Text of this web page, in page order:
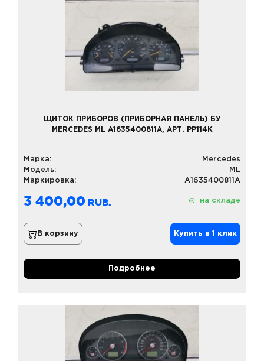
ЩИТОК ПРИБОРОВ (ПРИБОРНАЯ ПАНЕЛЬ) БУ
MERCEDES ML A1635400811A, АРТ. PP114K
Марка:
Mercedes
Модель:
ML
Маркировка:
A1635400811A
3 400,00 на складе
В корзину Купить в 1 клик
Подробнее